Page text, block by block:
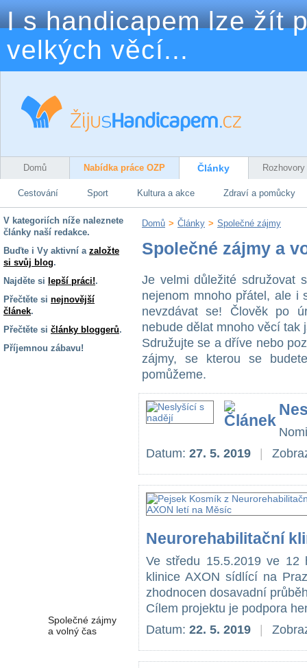
I s handicapem lze žít
velkých věcí...
Domů Nabídka práce OZP Články Rozhovory
Cestování Sport Kultura a akce Zdraví a pomůcky
V kategoriích níže naleznete
články naší redakce.
Buďte i Vy aktivní a založte
si svůj blog.
Najděte si lepší práci!.
Přečtěte si nejnovější
článek.
Přečtěte si články bloggerů.
Příjemnou zábavu!
Společné zájmy
a volný čas
Domů > Články > Společné zájmy
Společné zájmy a
Je velmi důležité sdružovat
nejenom mnoho přátel, ale i
nevzdávat se! Člověk po
nebude dělat mnoho věcí tak
Sdružujte se a dříve nebo
zájmy, se kterou se
pomůžeme.
Datum: 27. 5. 2019
Neurorehabilitační
Ve středu 15.5.2019 ve 12
klinice AXON sídlící na
zhodnocen dosavadní
Cílem projektu je podpora
Datum: 22. 5. 2019